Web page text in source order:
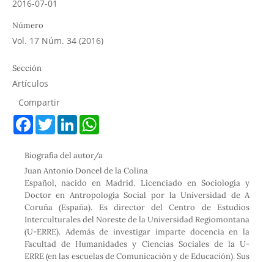
2016-07-01
Número
Vol. 17 Núm. 34 (2016)
Sección
Artículos
Compartir
F
b
o
o
k
T
w
t
e
r
L
e
d
n
W
s
A
p
Biografía del autor/a
Juan Antonio Doncel de la Colina
Español, nacido en Madrid. Licenciado en Sociología y
Doctor en Antropología Social por la Universidad de A
Coruña (España). Es director del Centro de Estudios
Interculturales del Noreste de la Universidad Regiomontana
(U-ERRE). Además de investigar imparte docencia en la
Facultad de Humanidades y Ciencias Sociales de la U-
ERRE (en las escuelas de Comunicación y de Educación). Sus